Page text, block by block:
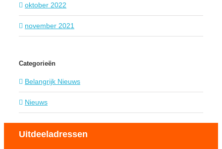
oktober 2022
november 2021
Categorieën
Belangrijk Nieuws
Nieuws
Uitdeeladressen